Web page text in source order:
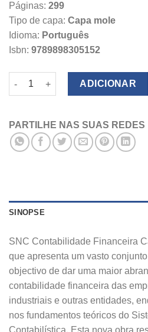
Páginas: 299
Tipo de capa: Capa mole
Idioma: Português
Isbn: 9789898305152
Quantidade de SNC Contabilidade
ADICIONAR
PARTILHE NAS SUAS REDES
SINOPSE
SNC Contabilidade Financeira
que apresenta um vasto
objectivo de dar uma maior
contabilidade financeira das
industriais e outras entidades,
nos fundamentos teóricos do